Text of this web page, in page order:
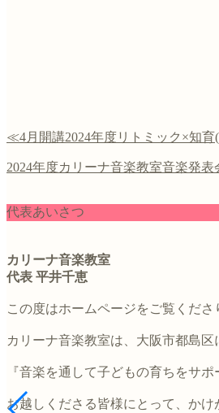
≪4月開講2024年度リトミック×知
2024年度カリーナ音楽教室音楽発表
代表あいさつ
カリーナ音楽教室
代表 平井千恵
この度はホームページをご覧くださ
カリーナ音楽教室は、大阪市都島
『音楽を通して子どもの育ちをサ
お越しくださる皆様にとって、か